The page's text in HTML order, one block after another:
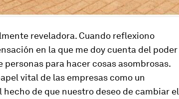
reveladora. Cuando reflexiono
en la que me doy cuenta del poder
personas para hacer cosas asombrosas.
vital de las empresas como un
de que nuestro deseo de cambiar el